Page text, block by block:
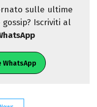
sulle ultime
gossip? Iscriviti al
WhatsApp